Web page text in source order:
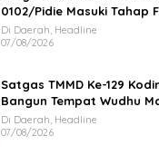
0102/Pidie Masuki Tahap
Di Daerah, Headline
07/08/2026
Satgas TMMD Ke-129
Bangun Tempat Wudhu
Di Daerah, Headline
07/08/2026